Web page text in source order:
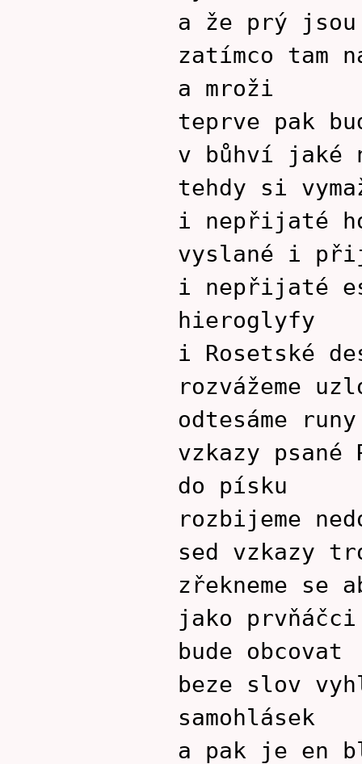
a že prý
zatímco tam
a mroži
teprve pak
v bůhví jaké
tehdy si
i nepřijaté
vyslané i
i nepřijaté
hieroglyfy
i Rosetské
rozvážeme
odtesáme runy
vzkazy psané
do písku
rozbijeme
sed vzkazy
zřekneme se
jako prvňáčci
bude obcovat
beze slov
samohlásek
a pak je en